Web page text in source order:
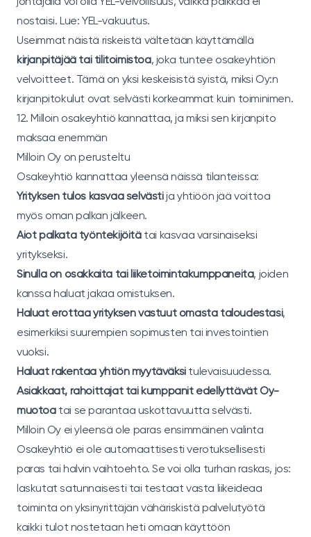
nostaisi. Lue: YEL-vakuutus.
Useimmat näistä riskeistä vältetään käyttämällä
kirjanpitäjää tai tilitoimistoa, joka tuntee osakeyhtiön
velvoitteet. Tämä on yksi keskeisistä syistä, miksi Oy:n
kirjanpitokulut ovat selvästi korkeammat kuin toiminimen.
12. Milloin osakeyhtiö kannattaa, ja miksi sen kirjanpito
maksaa enemmän
Milloin Oy on perusteltu
Osakeyhtiö kannattaa yleensä näissä tilanteissa:
Yrityksen tulos kasvaa selvästija yhtiöön jää voittoa
myös oman palkan jälkeen.
Aiot palkata työntekijöitätai kasvaa varsinaiseksi
yritykseksi.
Sinulla on osakkaita tai liiketoimintakumppaneita, joiden
kanssa haluat jakaa omistuksen.
Haluat erottaa yrityksen vastuut omasta taloudestasi,
esimerkiksi suurempien sopimusten tai investointien
vuoksi.
Haluat rakentaa yhtiön myytäväksitulevaisuudessa.
Asiakkaat, rahoittajat tai kumppanit edellyttävät Oy-
muotoatai se parantaa uskottavuutta selvästi.
Milloin Oy ei yleensä ole paras ensimmäinen valinta
Osakeyhtiö ei ole automaattisesti verotuksellisesti
paras tai halvin vaihtoehto. Se voi olla turhan raskas, jos:
laskutat satunnaisesti tai testaat vasta liikeideaa
toiminta on yksinyrittäjän vähäriskistä palvelutyötä
kaikki tulot nostetaan heti omaan käyttöön